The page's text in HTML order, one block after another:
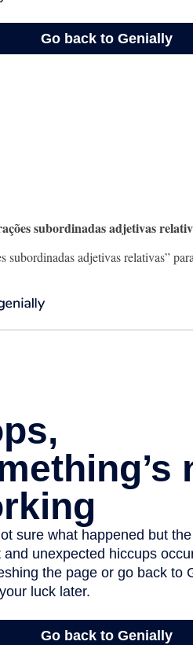
subordinadas adjetivas
subordinadas adjetivas relativas”